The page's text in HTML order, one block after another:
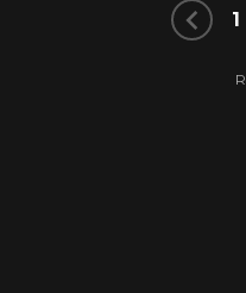
vlastně půjde o to samé.
1